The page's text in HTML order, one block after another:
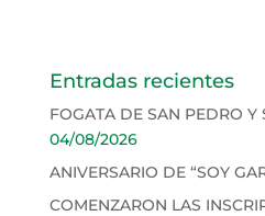
Entradas recientes
FOGATA DE SAN PEDRO Y
04/08/2026
ANIVERSARIO DE “SOY
COMENZARON LAS